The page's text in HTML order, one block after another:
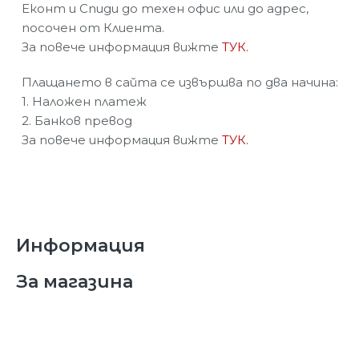
Еконт и Спиди до техен офис или до адрес,
посочен от Клиента.
За повече информация вижте ТУК.
Плащането в сайта се извършва по два начина:
1. Наложен платеж
2. Банков превод
За повече информация вижте ТУК.
Информация
За магазина